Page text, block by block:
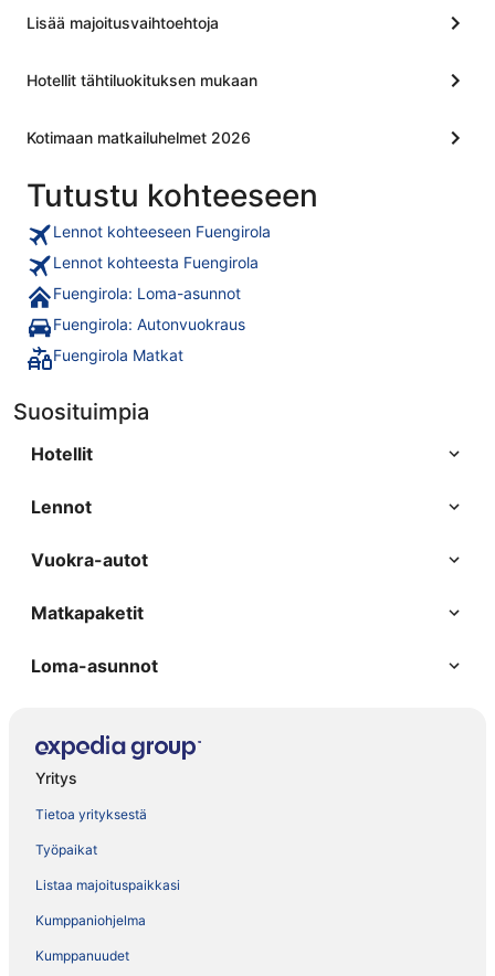
Lisää majoitusvaihtoehtoja
Hotellit tähtiluokituksen mukaan
Kotimaan matkailuhelmet 2026
Tutustu kohteeseen
Lennot kohteeseen Fuengirola
Lennot kohteesta Fuengirola
Fuengirola: Loma-asunnot
Fuengirola: Autonvuokraus
Fuengirola Matkat
Suosituimpia
Hotellit
Lennot
Vuokra-autot
Matkapaketit
Loma-asunnot
Yritys
Tietoa yrityksestä
Työpaikat
Listaa majoituspaikkasi
Kumppaniohjelma
Kumppanuudet